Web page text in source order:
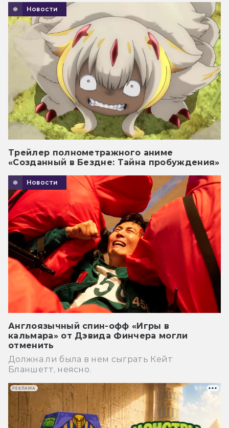
Новости
Трейлер полнометражного аниме
«Созданный в Бездне: Тайна пробуждения»
Новости
Англоязычный спин-офф «Игры в
кальмара» от Дэвида Финчера могли
отменить
Должна ли была в нем сыграть Кейт
Бланшетт, неясно.
РЕКЛАМА